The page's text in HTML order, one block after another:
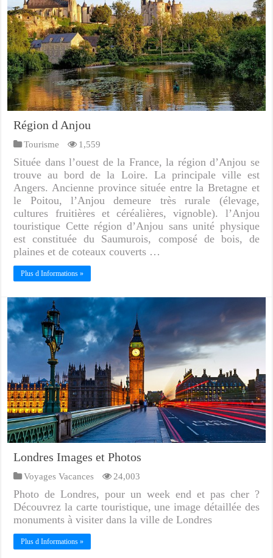
Région d Anjou
Tourisme 1,559
Située dans l’ouest de la France, la région d’Anjou se
trouve au bord de la Loire. La principale ville est
Angers. Ancienne province située entre la Bretagne et
le Poitou, l’Anjou demeure très rurale (élevage,
cultures fruitières et céréalières, vignoble). l’Anjou
touristique Cette région d’Anjou sans unité physique
est constituée du Saumurois, composé de bois, de
plaines et de coteaux couverts …
Plus d Informations »
Londres Images et Photos
Voyages Vacances 24,003
Photo de Londres, pour un week end et pas cher ?
Découvrez la carte touristique, une image détaillée des
monuments à visiter dans la ville de Londres
Plus d Informations »